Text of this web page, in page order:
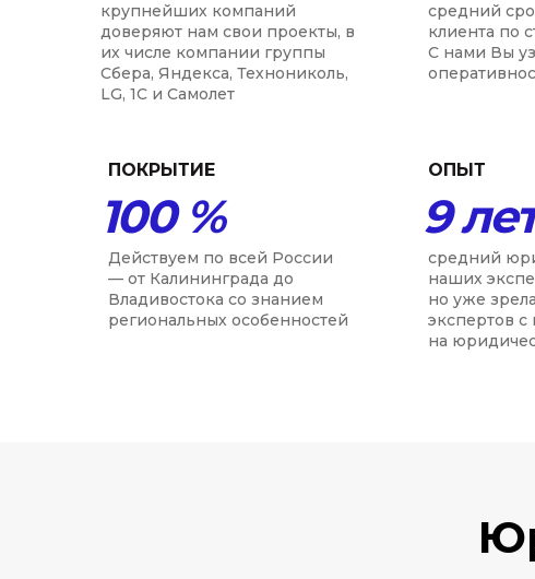
средний
клиента по
С нами Вы
ПОКРЫТИЕ
100 %
Действуем по всей России
— от Калининграда до
Владивостока со знанием
региональных особенностей
ОПЫТ
9
средний
наших
но уже
экспертов
на
крупнейших компаний
доверяют нам свои проекты, в
их числе компании группы
Сбера, Яндекса, Технониколь,
LG, 1С и Самолет